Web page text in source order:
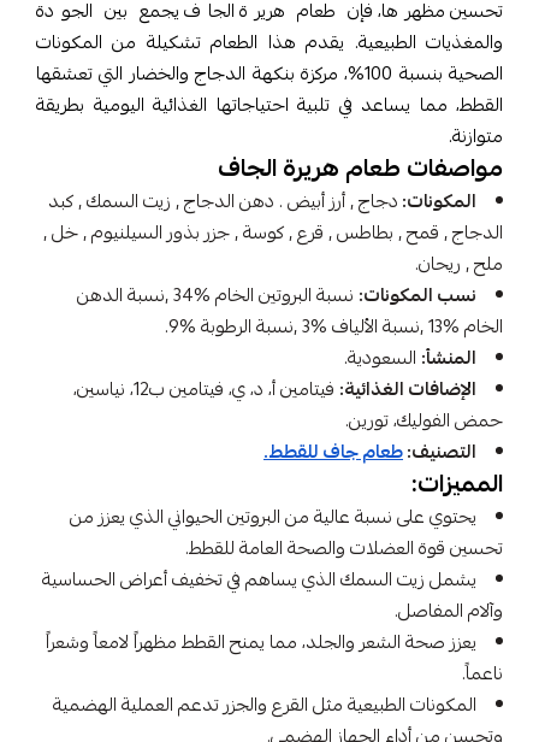
تحسين مظهرها، فإن طعام هريرة الجاف يجمع بين الجودة
والمغذيات الطبيعية. يقدم هذا الطعام تشكيلة من المكونات
الصحية بنسبة 100%، مركزة بنكهة الدجاج والخضار التي تعشقها
القطط، مما يساعد في تلبية احتياجاتها الغذائية اليومية بطريقة
متوازنة.
مواصفات طعام هريرة الجاف
المكونات:دجاج , أرز أبيض . دهن الدجاج , زيت السمك , كبد
الدجاج , قمح , بطاطس , قرع , كوسة , جزر بذور السيلنيوم , خل ,
ملح , ريحان.
نسب المكونات:
نسبة البروتين الخام %34 ,نسبة الدهن
الخام %13 ,نسبة الألياف %3 ,نسبة الرطوبة %9.
المنشأ: السعودية.
الإضافات الغذائية:
فيتامين أ، د، ي، فيتامين ب12، نياسين،
حمض الفوليك، تورين.
التصنيف:طعام جاف للقطط.
المميزات:
يحتوي على نسبة عالية من البروتين الحيواني الذي يعزز من
تحسين قوة العضلات والصحة العامة للقطط.
يشمل زيت السمك الذي يساهم في تخفيف أعراض الحساسية
وآلام المفاصل.
يعزز صحة الشعر والجلد، مما يمنح القطط مظهراً لامعاً وشعراً
ناعماً.
المكونات الطبيعية مثل القرع والجزر تدعم العملية الهضمية